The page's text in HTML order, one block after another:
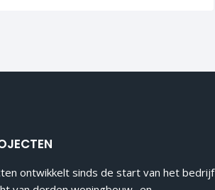
ontwikkelt sinds de start van het bedrijf